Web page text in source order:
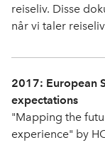
reiseliv. Disse
når vi taler
2017: European
expectations
"Mapping the
experience" by